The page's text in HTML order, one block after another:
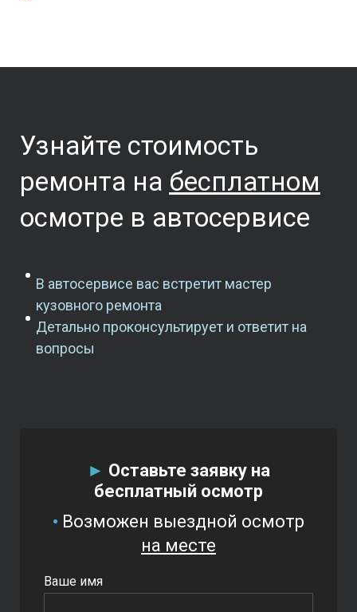
Узнайте стоимость
ремонта на бесплатном
осмотре в автосервисе
В автосервисе вас встретит мастер
кузовного ремонта
Детально проконсультирует и ответит на
вопросы
► Оставьте заявку на
бесплатный осмотр
• Возможен выездной осмотр
на месте
Ваше имя